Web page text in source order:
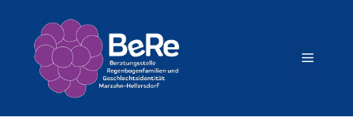
springen
Menü